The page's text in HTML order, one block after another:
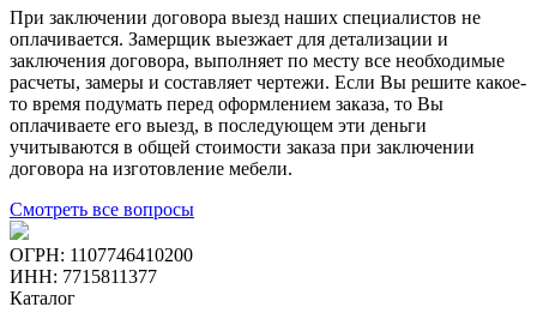
При заключении договора выезд наших специалистов не
оплачивается. Замерщик выезжает для детализации и
заключения договора, выполняет по месту все необходимые
расчеты, замеры и составляет чертежи. Если Вы решите какое-
то время подумать перед оформлением заказа, то Вы
оплачиваете его выезд, в последующем эти деньги
учитываются в общей стоимости заказа при заключении
договора на изготовление мебели.
Смотреть все вопросы
ОГРН: 1107746410200
ИНН: 7715811377
Каталог